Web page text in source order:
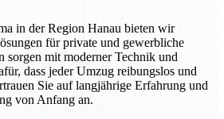
in der Region Hanau bieten wir
für private und gewerbliche
sorgen mit moderner Technik und
dass jeder Umzug reibungslos und
Sie auf langjährige Erfahrung und
von Anfang an.